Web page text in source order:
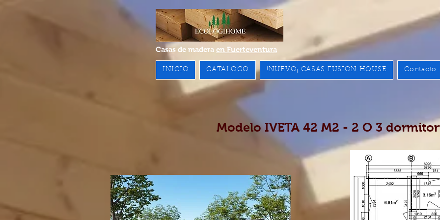
Casas de madera en Fuerteventura
INICIO CATALOGO !NUEVO¡ CASAS FUSION HOUSE Contacto
Modelo IVETA 42 M2 - 2 O 3